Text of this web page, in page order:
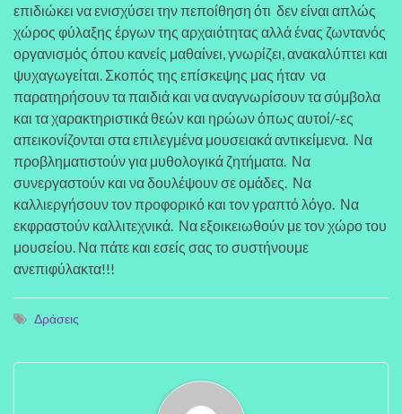
επιδιώκει να ενισχύσει την πεποίθηση ότι δεν είναι απλώς
χώρος φύλαξης έργων της αρχαιότητας αλλά ένας ζωντανός
οργανισμός όπου κανείς μαθαίνει, γνωρίζει, ανακαλύπτει και
ψυχαγωγείται. Σκοπός της επίσκεψης μας ήταν να
παρατηρήσουν τα παιδιά και να αναγνωρίσουν τα σύμβολα
και τα χαρακτηριστικά θεών και ηρώων όπως αυτοί/-ες
απεικονίζονται στα επιλεγμένα μουσειακά αντικείμενα. Να
προβληματιστούν για μυθολογικά ζητήματα. Να
συνεργαστούν και να δουλέψουν σε ομάδες. Να
καλλιεργήσουν τον προφορικό και τον γραπτό λόγο. Να
εκφραστούν καλλιτεχνικά. Να εξοικειωθούν με τον χώρο του
μουσείου. Να πάτε και εσείς σας το συστήνουμε
ανεπιφύλακτα!!!
Δράσεις